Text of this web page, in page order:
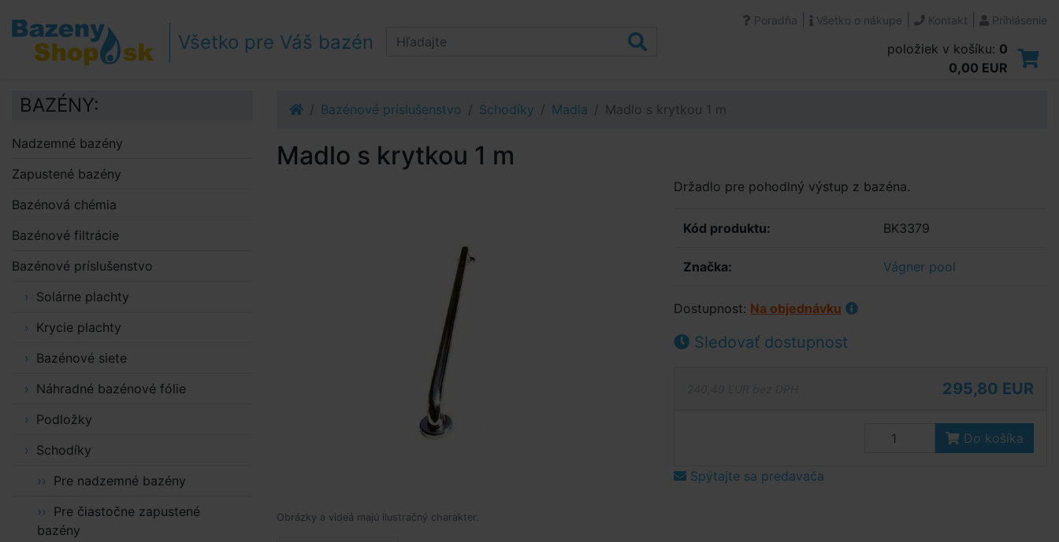
Prejsť na obsah
Prejsť k bočnému stĺpci
Klávesové skratky
Všetko pre Váš bazén
Poradňa Všetko o nákupe Kontakt Prihlásenie
položiek v košíku: 0
0,00 EUR
Bazénové príslušenstvo Schodíky Madla Madlo s krytkou 1 m
Madlo s krytkou 1 m
Obrázky a videá majú ilustračný charakter.
Držadlo pre pohodlný výstup z bazéna.
Kód produktu: BK3379
Značka: Vágner pool
Dostupnost: Na objednávku
Sledovať dostupnost
295,80 EUR
Do košíka
Spýtajte sa predavača
BAZÉNY:
Nadzemné bazény
Zapustené bazény
Bazénová chémia
Bazénové filtrácie
Bazénové príslušenstvo
Solárne plachty
Krycie plachty
Bazénové siete
Náhradné bazénové fólie
Podložky
Schodíky
Pre nadzemné bazény
Pre čiastočne zapustené
bazény